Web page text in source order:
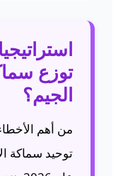
توزع
الجيم؟
من أهم
توحيد سماكة